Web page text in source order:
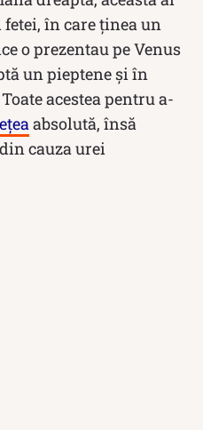
în care ținea un
o prezentau pe Venus
un pieptene și în
acestea pentru a-
absolută, însă
cauza urei